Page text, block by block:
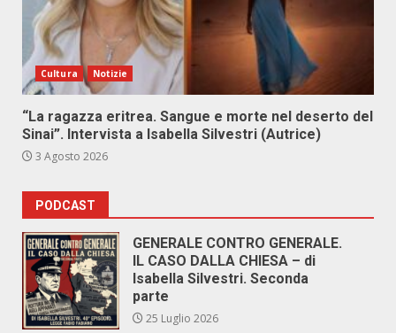
Cultura Notizie
“La ragazza eritrea. Sangue e morte nel deserto del
Sinai”. Intervista a Isabella Silvestri (Autrice)
3 Agosto 2026
PODCAST
GENERALE CONTRO GENERALE.
IL CASO DALLA CHIESA – di
Isabella Silvestri. Seconda
parte
25 Luglio 2026